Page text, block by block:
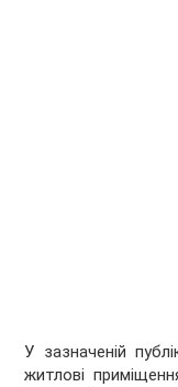
У зазначеній
житлові